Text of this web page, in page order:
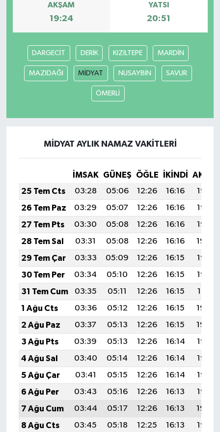
AKŞAM
19:24
YATSI
20:51
DARGECİT DERİK KIZILTEPE MARDİN
MAZIDAĞI MİDYAT NUSAYBİN SAVUR
ÖMERLİ
MİDYAT AYLIK NAMAZ VAKITLERI
İMSAK GÜNEŞ ÖĞLE İKINDI
25 Tem Cts
03:28 05:06 12:26 16:16
19:36
26 Tem Paz
03:29 05:07 12:26 16:16
19:36
27 Tem Pts
03:30 05:08 12:26 16:16
19:35
28 Tem Sal
03:31 05:08 12:26 16:16
19:34
29 Tem Çar
03:33 05:09 12:26 16:15
19:33
30 Tem Per
03:34 05:10 12:26 16:15
19:32
31 Tem Cum
03:35 05:11 12:26 16:15
19:31
1 Ağu Cts
03:36 05:12 12:26 16:15
19:30
2 Ağu Paz
03:37 05:13 12:26 16:15
19:29
3 Ağu Pts
03:39 05:13 12:26 16:14
19:28
4 Ağu Sal
03:40 05:14 12:26 16:14
19:27
5 Ağu Çar
03:41 05:15 12:26 16:14
19:26
6 Ağu Per
03:43 05:16 12:26 16:13
19:25
7 Ağu Cum
03:44 05:17 12:26 16:13
19:24
8 Ağu Cts
03:45 05:18 12:25 16:13
19:23